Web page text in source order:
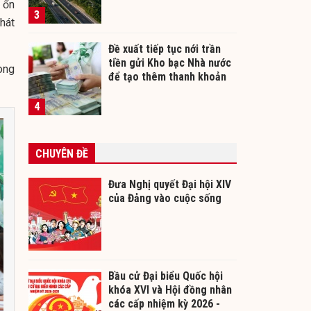
ổn
3
4
Đề xuất tiếp tục nới trần
tiền gửi Kho bạc Nhà nước
để tạo thêm thanh khoản
CHUYÊN ĐỀ
Đưa Nghị quyết Đại hội XIV
của Đảng vào cuộc sống
Bầu cử Đại biểu Quốc hội
khóa XVI và Hội đồng nhân
các cấp nhiệm kỳ 2026 -